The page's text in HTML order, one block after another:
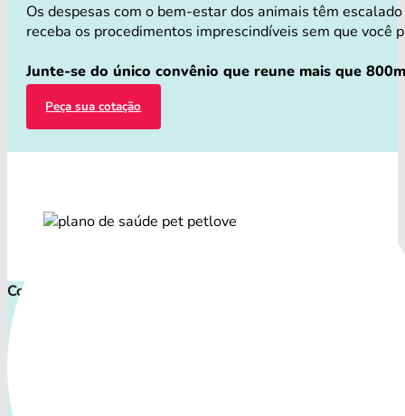
Os despesas com o bem-estar dos animais têm
receba os procedimentos imprescindíveis sem que você
Junte-se do único convênio que reune mais que
Peça sua cotação
Comece proteger ainda hoje!